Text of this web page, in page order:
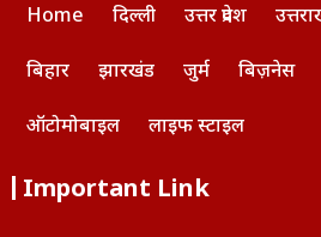
Home दिल्ली उत्तर प्रदेश
बिहार झारखंड जुर्म बिज़नेस
ऑटोमोबाइल लाइफ स्टाइल
Important Link